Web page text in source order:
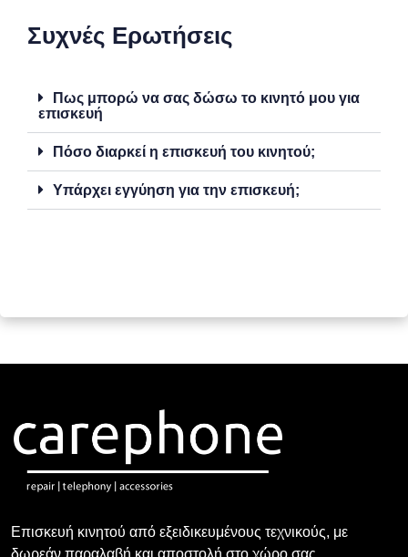
Συχνές Ερωτήσεις
Πως μπορώ να σας δώσω το κινητό μου για
επισκευή
Πόσο διαρκεί η επισκευή του κινητού;
Υπάρχει εγγύηση για την επισκευή;
Επισκευή κινητού από εξειδικευμένους τεχνικούς, με